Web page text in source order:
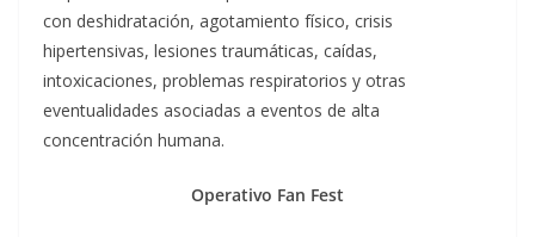
con deshidratación, agotamiento físico, crisis
hipertensivas, lesiones traumáticas, caídas,
intoxicaciones, problemas respiratorios y otras
eventualidades asociadas a eventos de alta
concentración humana.
Operativo Fan Fest